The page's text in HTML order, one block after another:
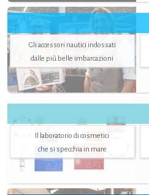
Gli accessori nautici indossati
dalle più belle imbarcazioni
Il laboratorio di cosmetici
che si specchia in mare